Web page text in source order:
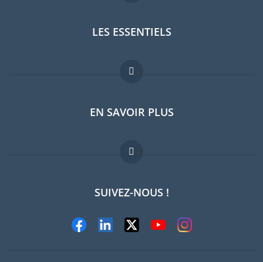
LES ESSENTIELS
Forum expatriés
Guides pays
Offres d'emploi
EN SAVOIR PLUS
FAQ
Experts
SUIVEZ-NOUS !